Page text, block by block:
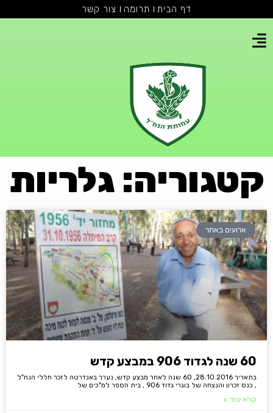
דף הבית תרומה צור קשר
קטגוריה: גלריות
ארועים באתר
60 שנה לגדוד 906 במבצע קדש
בתאריך 28.10.2016, 60 שנה לאחר מבצע קדש, נערך באנדרטה לזכר חללי הנח"ל
, כנס זכרון והנצחה של בוגרי גדוד 906 , בית הספר למ"כים של
קרא עוד »